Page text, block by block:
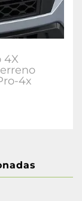
4X
4x